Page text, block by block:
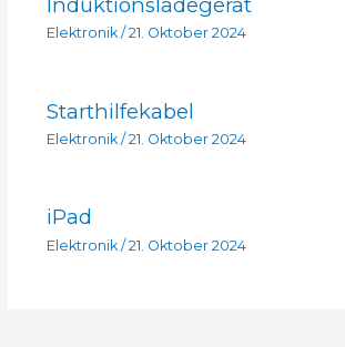
Elektronik/ 21. Oktober 2024
Starthilfekabel
Elektronik/ 21. Oktober 2024
iPad
Elektronik/ 21. Oktober 2024